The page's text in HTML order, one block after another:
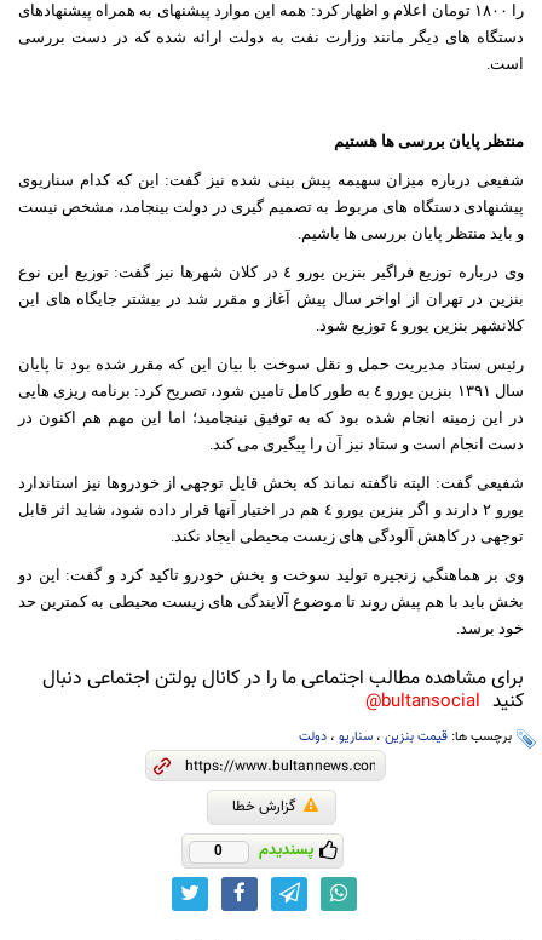
را ١٨٠٠ تومان اعلام و اظهار کرد: همه این موارد پیشنهای به همراه پیشنهادهای
دستگاه های دیگر مانند وزارت نفت به دولت ارائه شده که در دست بررسی
است.
منتظر پایان بررسی ها هستیم
شفیعی درباره میزان سهیمه پیش بینی شده نیز گفت: این که کدام سناریوی
پیشنهادی دستگاه های مربوط به تصمیم گیری در دولت بینجامد، مشخص نیست
و باید منتظر پایان بررسی ها باشیم.
وی درباره توزیع فراگیر بنزین یورو ٤ در کلان شهرها نیز گفت: توزیع این نوع
بنزین در تهران از اواخر سال پیش آغاز و مقرر شد در بیشتر جایگاه های این
کلانشهر بنزین یورو ٤ توزیع شود.
رئیس ستاد مدیریت حمل و نقل سوخت با بیان این که مقرر شده بود تا پایان
سال ١٣٩١ بنزین یورو ٤ به طور کامل تامین شود، تصریح کرد: برنامه ریزی هایی
در این زمینه انجام شده بود که به توفیق نینجامید؛ اما این مهم هم اکنون در
دست انجام است و ستاد نیز آن را پیگیری می کند.
شفیعی گفت: البته ناگفته نماند که بخش قایل توجهی از خودروها نیز استاندارد
یورو ٢ دارند و اگر بنزین یورو ٤ هم در اختیار آنها قرار داده شود، شاید اثر قابل
توجهی در کاهش آلودگی های زیست محیطی ایجاد نکند.
وی بر هماهنگی زنجیره تولید سوخت و بخش خودرو تاکید کرد و گفت: این دو
بخش باید با هم پیش روند تا موضوع آلایندگی های زیست محیطی به کمترین حد
خود برسد.
برای مشاهده مطالب اجتماعی ما را در کانال بولتن اجتماعی دنبال
کنید bultansocial@
برچسب ها: قیمت بنزین ، سناریو ، دولت
گزارش خطا
پسندیدم 0